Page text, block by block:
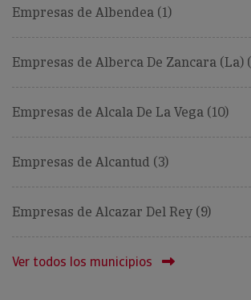
Empresas de Albendea (1)
Empresas de Alberca De Zancara (La)
Empresas de Alcala De La Vega (10)
Empresas de Alcantud (3)
Empresas de Alcazar Del Rey (9)
Ver todos los municipios